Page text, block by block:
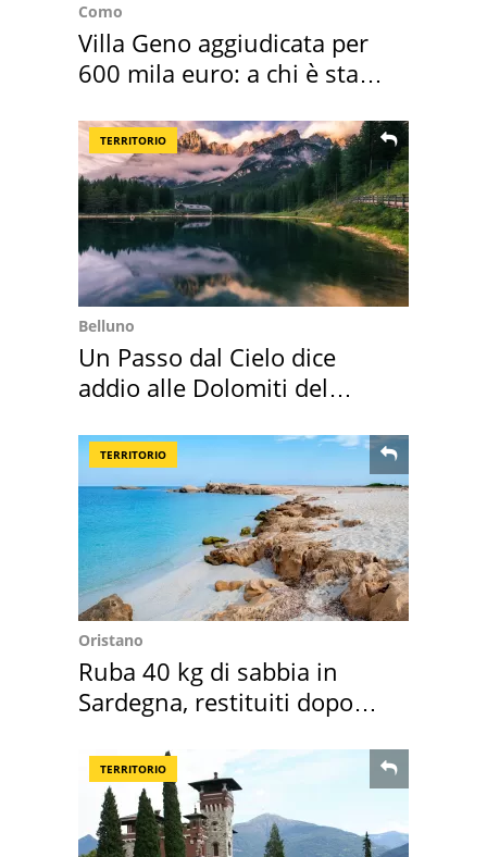
Como
Villa Geno aggiudicata per
600 mila euro: a chi è stata
TERRITORIO
Belluno
Un Passo dal Cielo dice
addio alle Dolomiti del
TERRITORIO
Oristano
Ruba 40 kg di sabbia in
Sardegna, restituiti dopo
TERRITORIO